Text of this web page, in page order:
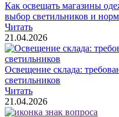
Как освещать магазины
выбор светильников и
Читать
21.04.2026
Освещение склада:
светильников
Читать
21.04.2026